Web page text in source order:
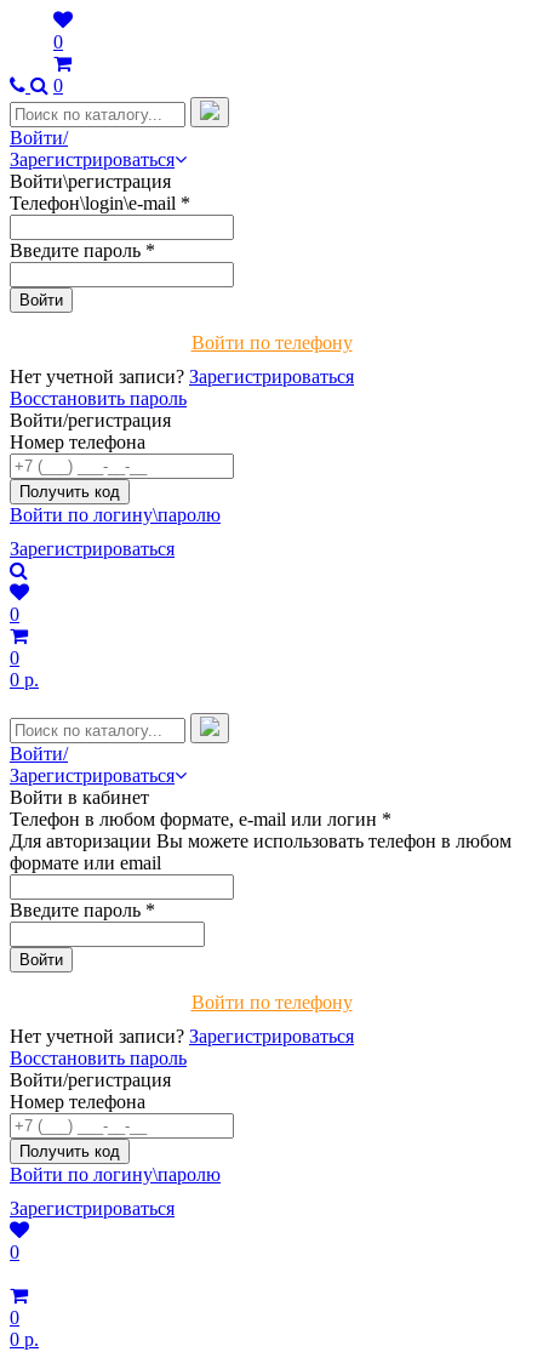
0
0
Войти/
Зарегистрироваться
Войти\регистрация
Телефон\login\e-mail *
Введите пароль *
Войти по телефону
Нет учетной записи? Зарегистрироваться
Восстановить пароль
Войти/регистрация
Номер телефона
Войти по логину\паролю
Зарегистрироваться
0
0
0 р.
Войти/
Зарегистрироваться
Войти в кабинет
Телефон в любом формате, e-mail или логин *
Для авторизации Вы можете использовать телефон в любом
формате или email
Введите пароль *
Войти по телефону
Нет учетной записи? Зарегистрироваться
Восстановить пароль
Войти/регистрация
Номер телефона
Войти по логину\паролю
Зарегистрироваться
0
0
0 р.